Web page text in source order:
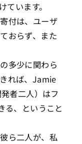
ています。
付は、ユーザ
おらず、また
多少に関わら
れば、Jamie
者二人）はフ
る、ということ
ら二人が、私